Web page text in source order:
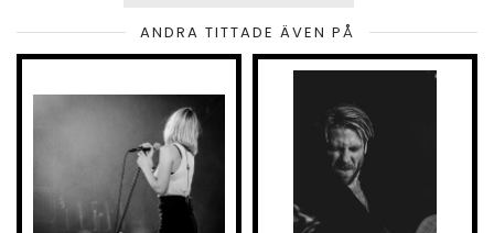
ANDRA TITTADE ÄVEN PÅ